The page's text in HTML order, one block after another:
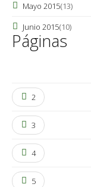
Mayo 2015(13)
Junio 2015(10)
Páginas
2
3
4
5